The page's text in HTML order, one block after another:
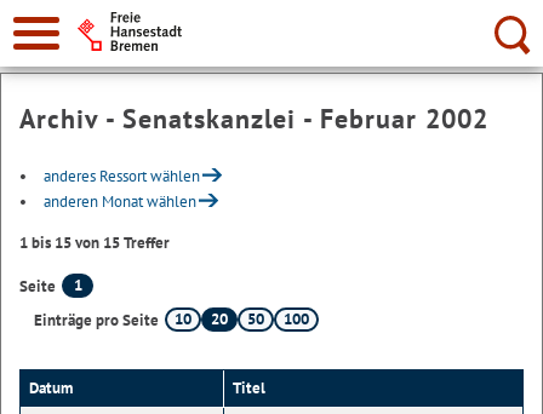
Suche:
Archiv - Senatskanzlei - Februar 2002
anderes Ressort wählen
anderen Monat wählen
1 bis 15 von 15 Treffer
Seite
1
Einträge pro Seite
10 20 50 100
Datum
Titel